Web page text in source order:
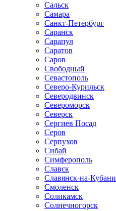
Сальск
Самара
Санкт-Петербург
Саранск
Сарапул
Саратов
Саров
Свободный
Севастополь
Северо-Курильск
Северодвинск
Североморск
Северск
Сергиев Посад
Серов
Серпухов
Сибай
Симферополь
Славск
Славянск-на-Кубани
Смоленск
Соликамск
Солнечногорск